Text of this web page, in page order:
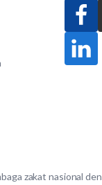
zakat nasional